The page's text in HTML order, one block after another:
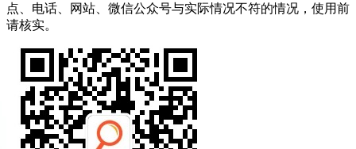
点、电话、网站、微信公众号与实际情况不符的情况，使用前
请核实。